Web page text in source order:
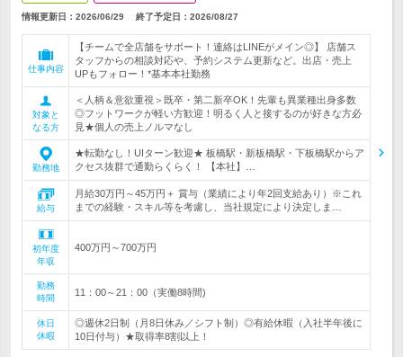
情報更新日：2026/06/29 終了予定日： 2026/08/27
仕事内容
【チームで全店舗をサポート！連絡はLINEがメイン◎】 店舗ス
タッフからの相談対応や、予約システム更新など。出店・売上
UPもフォロー！*基本本社勤務
対象と
なる方
＜人柄＆意欲重視＞既卒・第二新卒OK！先輩も異業種出身多数
◎フットワークが軽い方歓迎！明るく人と接するのが好きな方必
見★個人の売上ノルマなし
勤務地
★転勤なし！UIターン歓迎★ 板橋駅・新板橋駅・下板橋駅からア
クセス抜群で通勤らくらく！ 【本社】…
給与
月給30万円～45万円＋ 賞与（業績により年2回支給あり）※これ
までの経験・スキル等を考慮し、当社規定により決定しま…
初年度
年収
400万円～700万円
勤務
時間
11：00～21：00（実働8時間)
休日
休暇
◎週休2日制（月8日休み／シフト制）◎有給休暇（入社半年後に
10日付与）★取得率8割以上！